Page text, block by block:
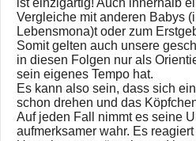
ist einzigartig! Auch innerhalb
Vergleiche mit anderen Babys
Lebensmona)t oder zum
Somit gelten auch unsere
in diesen Folgen nur als
sein eigenes Tempo hat.
Es kann also sein, dass sich
schon drehen und das
Auf jeden Fall nimmt es seine
aufmerksamer wahr. Es reagiert